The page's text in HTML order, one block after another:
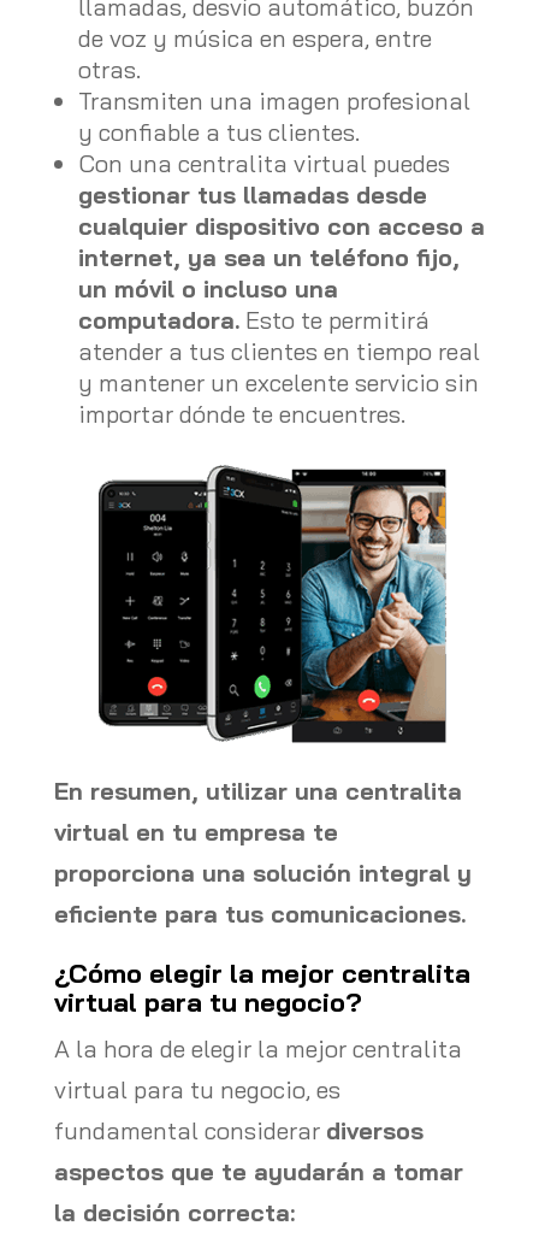
llamadas, desvío automático, buzón
de voz y música en espera, entre
otras.
Transmiten una imagen profesional
y confiable a tus clientes.
Con una centralita virtual puedes
gestionar tus llamadas desde
cualquier dispositivo con acceso a
internet, ya sea un teléfono fijo,
un móvil o incluso una
computadora.Esto te permitirá
atender a tus clientes en tiempo real
y mantener un excelente servicio sin
importar dónde te encuentres.
En resumen, utilizar una centralita
virtual en tu empresa te
proporciona una solución integral y
eficiente para tus comunicaciones.
¿Cómo elegir la mejor centralita
virtual para tu negocio?
A la hora de elegir la mejor centralita
virtual para tu negocio, es
fundamental considerar diversos
aspectos que te ayudarán a tomar
la decisión correcta: